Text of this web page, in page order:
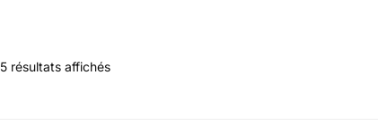
5 résultats affichés